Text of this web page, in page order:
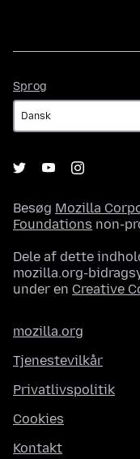
Sprog
Besøg Mozilla
Foundations non-
Dele af dette
mozilla.org-
under en Creative
mozilla.org
Tjenestevilkår
Privatlivspolitik
Cookies
Kontakt